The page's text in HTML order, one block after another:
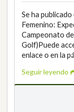
Se ha
Femenino:
Campeonato
Golf)Puede
enlace o en la
Seguir leyendo